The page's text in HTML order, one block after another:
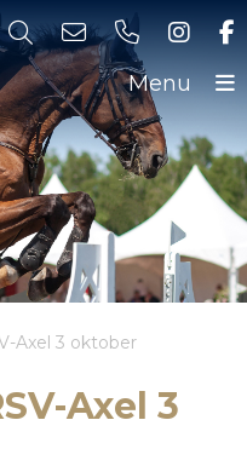
Menu
Axel 3 oktober
Axel 3